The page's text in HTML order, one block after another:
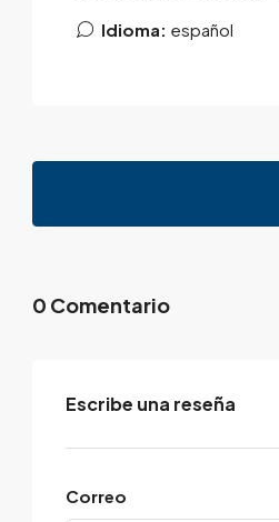
Idioma: español
0 Comentario
Escribe una reseña
Correo